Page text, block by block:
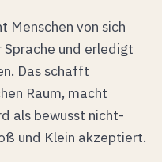
Menschen von sich
Sprache und erledigt
Das schafft
Raum, macht
als bewusst nicht-
und Klein akzeptiert.